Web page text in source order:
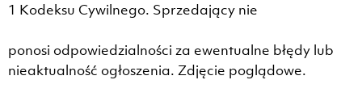
1 Kodeksu Cywilnego. Sprzedający nie
ponosi odpowiedzialności za ewentualne błędy lub
nieaktualność ogłoszenia. Zdjęcie poglądowe.